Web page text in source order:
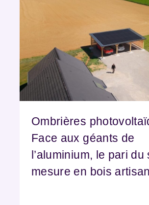
Ombrières
Face aux géants de
l’aluminium, le pari du
mesure en bois